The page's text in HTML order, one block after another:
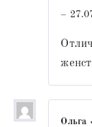
–
Ольга